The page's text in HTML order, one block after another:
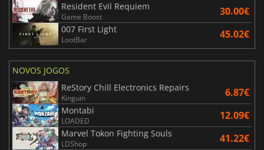
Resident Evil Requiem
Game Boost 30.00€
007 First Light
LootBar 45.02€
NOVOS JOGOS
ReStory Chill Electronics Repairs
Kinguin 6.87€
Montabi
LOADED 12.09€
Marvel Tokon Fighting Souls
LDShop 41.22€